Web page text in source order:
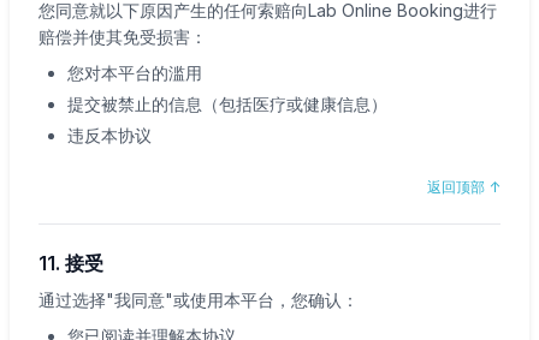
您同意就以下原因产生的任何索赔向Lab Online Booking进行
赔偿并使其免受损害：
您对本平台的滥用
提交被禁止的信息（包括医疗或健康信息）
违反本协议
返回顶部 ↑
11. 接受
通过选择"我同意"或使用本平台，您确认：
您已阅读并理解本协议
预约